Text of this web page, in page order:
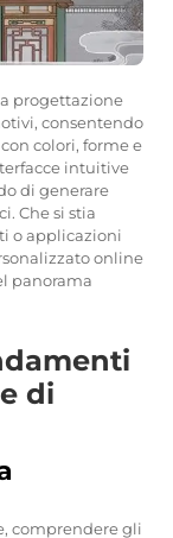
progettazione
consentendo
colori, forme e
intuitive
di generare
Che si stia
o applicazioni
online
panorama
di
comprendere gli